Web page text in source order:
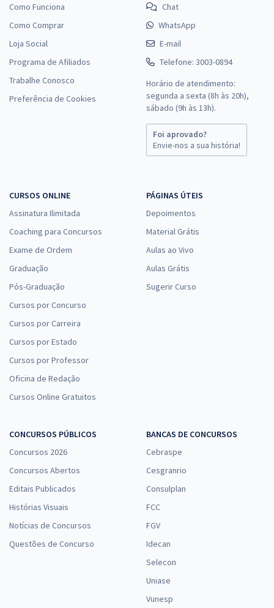
Como Funciona
Como Comprar
Loja Social
Programa de Afiliados
Trabalhe Conosco
Preferência de Cookies
Chat
WhatsApp
E-mail
Telefone: 3003-0894
Horário de atendimento:
segunda a sexta (8h às 20h),
sábado (9h às 13h).
Foi aprovado?
Envie-nos a sua história!
CURSOS ONLINE
Assinatura Ilimitada
Coaching para Concursos
Exame de Ordem
Graduação
Pós-Graduação
Cursos por Concurso
Cursos por Carreira
Cursos por Estado
Cursos por Professor
Oficina de Redação
Cursos Online Gratuitos
PÁGINAS ÚTEIS
Depoimentos
Material Grátis
Aulas ao Vivo
Aulas Grátis
Sugerir Curso
CONCURSOS PÚBLICOS
Concursos 2026
Concursos Abertos
Editais Publicados
Histórias Visuais
Notícias de Concursos
Questões de Concurso
BANCAS DE CONCURSOS
Cebraspe
Cesgranrio
Consulplan
FCC
FGV
Idecan
Selecon
Uniase
Vunesp